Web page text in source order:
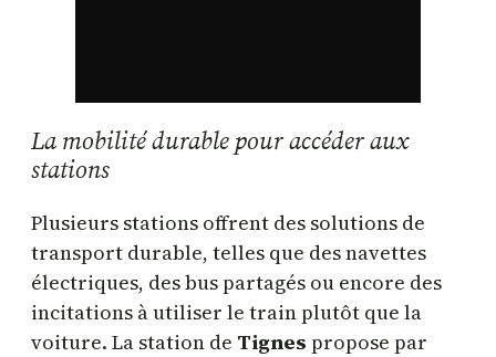
La mobilité durable pour accéder aux
stations
Plusieurs stations offrent des solutions de
transport durable, telles que des navettes
électriques, des bus partagés ou encore des
incitations à utiliser le train plutôt que la
voiture. La station de Tignes propose par